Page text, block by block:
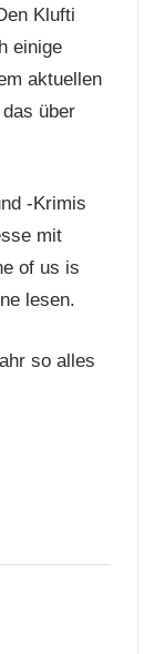
Klufti
einige
aktuellen
über
-Krimis
mit
of us is
lesen.
so alles